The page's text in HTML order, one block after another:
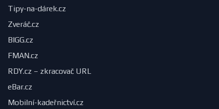
Tipy-na-dárek.cz
Zveráč.cz
BIGG.cz
FMAN.cz
RDY.cz – zkracovač URL
eBar.cz
Mobilní-kadeřnictví.cz